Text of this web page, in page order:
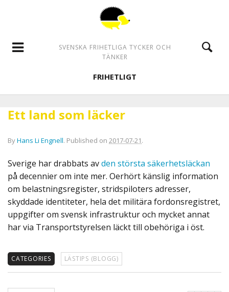
SVENSKA FRIHETLIGA TYCKER OCH
TÄNKER
FRIHETLIGT
Ett land som läcker
ByHans Li Engnell. Published on 2017-07-21.
Sverige har drabbats avden största säkerhetsläckan
på decennier om inte mer. Oerhört känslig information
om belastningsregister, stridspiloters adresser,
skyddade identiteter, hela det militära fordonsregistret,
uppgifter om svensk infrastruktur och mycket annat
har via Transportstyrelsen läckt till obehöriga i öst.
CATEGORIES LÄSTIPS (BLOGG)